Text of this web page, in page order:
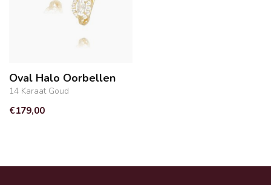
Oval Halo Oorbellen
14 Karaat Goud
€179,00